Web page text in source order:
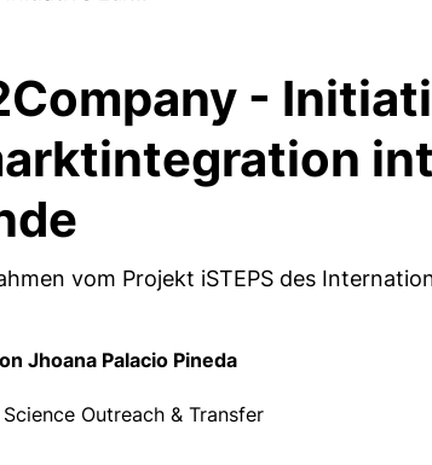
-
vom Projekt iSTEPS des
Jhoana Palacio Pineda
Science Outreach & Transfer